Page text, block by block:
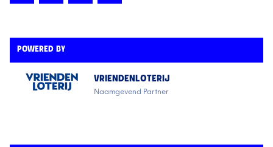
POWERED BY
VRIENDENLOTERIJ
Naamgevend Partner